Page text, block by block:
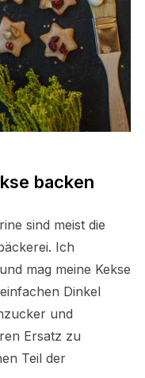
backen
sind meist die
Ich
mag meine Kekse
Dinkel
und
Ersatz zu
Teil der